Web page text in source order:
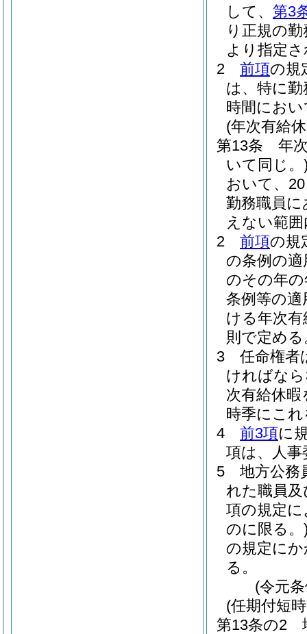
して、 第3
り正規の
より指定
2
前項の規
は、特に
時間にお
(年次有給
第13条
年
いて同じ。
おいて、
勤務職員
えない範
2
前項の規
の条例の
のその年
条例等の
ける年次
則で定める
3
任命権者
ければな
次有給休
時季にこ
4
前3項に
項は、人
5
地方公務
れた職員及
項の規定
のに限る。
の規定に
る。
(令元
(任期付短
第13条の2